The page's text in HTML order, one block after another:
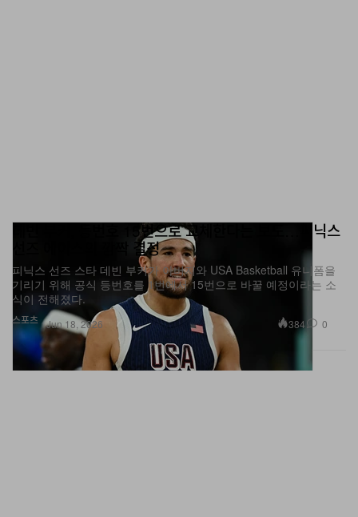
스포츠
데빈 부커, 등번호 15번으로 교체한다는 보도…피닉스
선즈 에이스의 깜짝 결정
피닉스 선즈 스타 데빈 부커가 아버지와 USA Basketball 유니폼을
기리기 위해 공식 등번호를 1번에서 15번으로 바꿀 예정이라는 소
식이 전해졌다.
Jun 18, 2026 384 0